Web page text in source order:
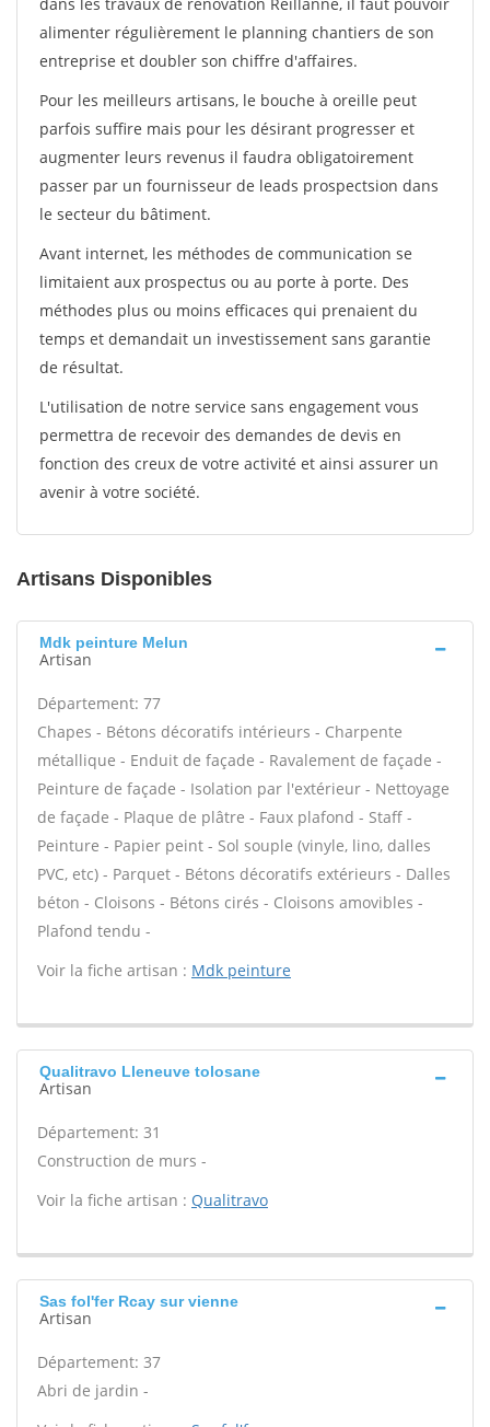
alimenter régulièrement le planning chantiers de son
entreprise et doubler son chiffre d'affaires.
Pour les meilleurs artisans, le bouche à oreille peut
parfois suffire mais pour les désirant progresser et
augmenter leurs revenus il faudra obligatoirement
passer par un fournisseur de leads prospectsion dans
le secteur du bâtiment.
Avant internet, les méthodes de communication se
limitaient aux prospectus ou au porte à porte. Des
méthodes plus ou moins efficaces qui prenaient du
temps et demandait un investissement sans garantie
de résultat.
L'utilisation de notre service sans engagement vous
permettra de recevoir des demandes de devis en
fonction des creux de votre activité et ainsi assurer un
avenir à votre société.
Artisans Disponibles
Mdk peinture Melun
Artisan
Département: 77
Chapes - Bétons décoratifs intérieurs - Charpente
métallique - Enduit de façade - Ravalement de façade -
Peinture de façade - Isolation par l'extérieur - Nettoyage
de façade - Plaque de plâtre - Faux plafond - Staff -
Peinture - Papier peint - Sol souple (vinyle, lino, dalles
PVC, etc) - Parquet - Bétons décoratifs extérieurs - Dalles
béton - Cloisons - Bétons cirés - Cloisons amovibles -
Plafond tendu -
Voir la fiche artisan : Mdk peinture
Qualitravo Lleneuve tolosane
Artisan
Département: 31
Construction de murs -
Voir la fiche artisan : Qualitravo
Sas fol'fer Rcay sur vienne
Artisan
Département: 37
Abri de jardin -